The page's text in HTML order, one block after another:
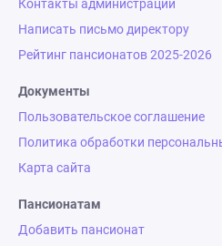
Контакты администрации
Написать письмо директору
Рейтинг пансионатов 2025-2026
Документы
Пользовательское соглашение
Политика обработки
Карта сайта
Пансионатам
Добавить пансионат